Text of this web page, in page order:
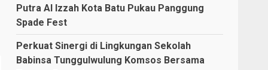
Putra Al Izzah Kota Batu Pukau Panggung
Spade Fest
Perkuat Sinergi di Lingkungan Sekolah
Babinsa Tunggulwulung Komsos Bersama